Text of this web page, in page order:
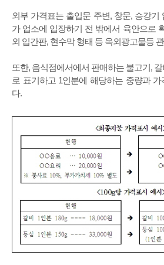
외부 가격표는 출입문 주변, 창문, 승강기
가 업소에 입장하기 전 밖에서 육안으로
외 입간판, 현수막 형태 등 옥외광고물등
또한, 음식점에서에서 판매하는 불고기, 갈
로 표기하고 1인분에 해당하는 중량과
다.